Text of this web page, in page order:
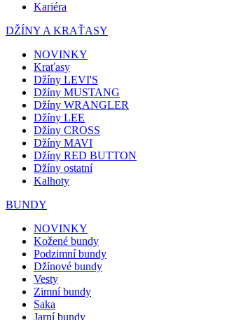
Kariéra
DŽÍNY A KRAŤASY
NOVINKY
Kraťasy
Džíny LEVI'S
Džíny MUSTANG
Džíny WRANGLER
Džíny LEE
Džíny CROSS
Džíny MAVI
Džíny RED BUTTON
Džíny ostatní
Kalhoty
BUNDY
NOVINKY
Kožené bundy
Podzimní bundy
Džínové bundy
Vesty
Zimní bundy
Saka
Jarní bundy